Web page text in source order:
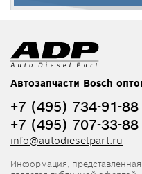
Автозапчасти Bosch
+7 (495) 734-91-88
+7 (495) 707-33-88
info@autodieselpart.ru
Информация,